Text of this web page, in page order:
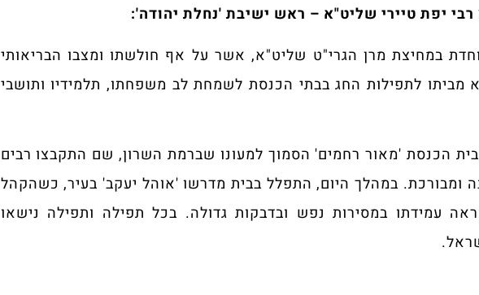
יפת טיירי שליט"א – ראש ישיבת 'נחלת יהודה':
במחיצת מרן הגרי"ט שליט"א, אשר על אף חולשתו ומצבו הבריאותי
מביתו לתפילות החג בבתי הכנסת לשמחת לב משפחתו, תלמידיו ותושבי
הכנסת 'מאור רחמים' הסמוך למעונו שברמת השרון, שם התקבצו רבים
ומבורכת. במהלך היום, התפלל בבית מדרשו 'אוהל יעקב' בעיר, כשהקהל
עמידתו במסירות נפש ובדבקות גדולה. בכל תפילה ותפילה נישאו